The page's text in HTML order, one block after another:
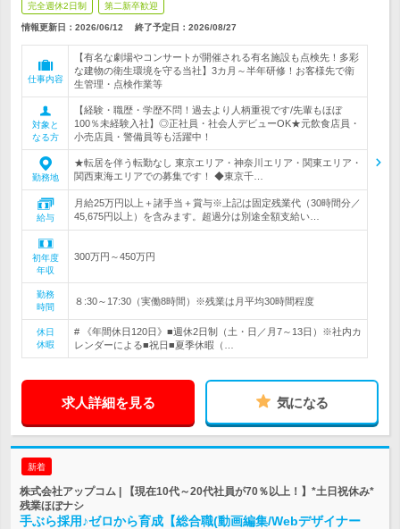
完全週休2日制 第二新卒歓迎
情報更新日：2026/06/12 終了予定日： 2026/08/27
仕事内容
【有名な劇場やコンサートが開催される有名施設も点検先！多彩
な建物の衛生環境を守る当社】3カ月～半年研修！お客様先で衛
生管理・点検作業等
対象と
なる方
【経験・職歴・学歴不問！過去より人柄重視です/先輩もほぼ
100％未経験入社】◎正社員・社会人デビューOK★元飲食店員・
小売店員・警備員等も活躍中！
勤務地
★転居を伴う転勤なし 東京エリア・神奈川エリア・関東エリア・
関西東海エリアでの募集です！ ◆東京千…
給与
月給25万円以上＋諸手当＋賞与※上記は固定残業代（30時間分／
45,675円以上）を含みます。超過分は別途全額支給い…
初年度
年収
300万円～450万円
勤務
時間
８:30～17:30（実働8時間）※残業は月平均30時間程度
休日
休暇
# 《年間休日120日》■週休2日制（土・日／月7～13日）※社内カ
レンダーによる■祝日■夏季休暇（…
求人詳細を見る 気になる
新着
株式会社アップコム | 【現在10代～20代社員が70％以上！】*土日祝休み*
残業ほぼナシ
手ぶら採用♪ゼロから育成【総合職(動画編集/Webデザイナー